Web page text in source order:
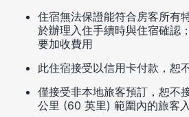
住宿無法保證能符合房客所有
於辦理入住手續時與住宿確認
要加收費用
此住宿接受以信用卡付款，恕
僅接受非本地旅客預訂，恕不
公里 (60 英里) 範圍內的旅客